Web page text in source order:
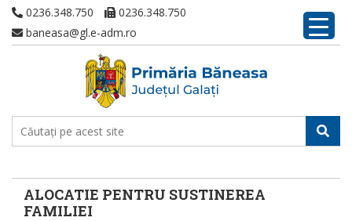
0236.348.750
0236.348.750
baneasa@gl.e-adm.ro
ALOCATIE PENTRU SUSTINEREA
FAMILIEI